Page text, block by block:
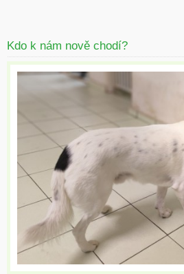
Kdo k nám nově chodí?